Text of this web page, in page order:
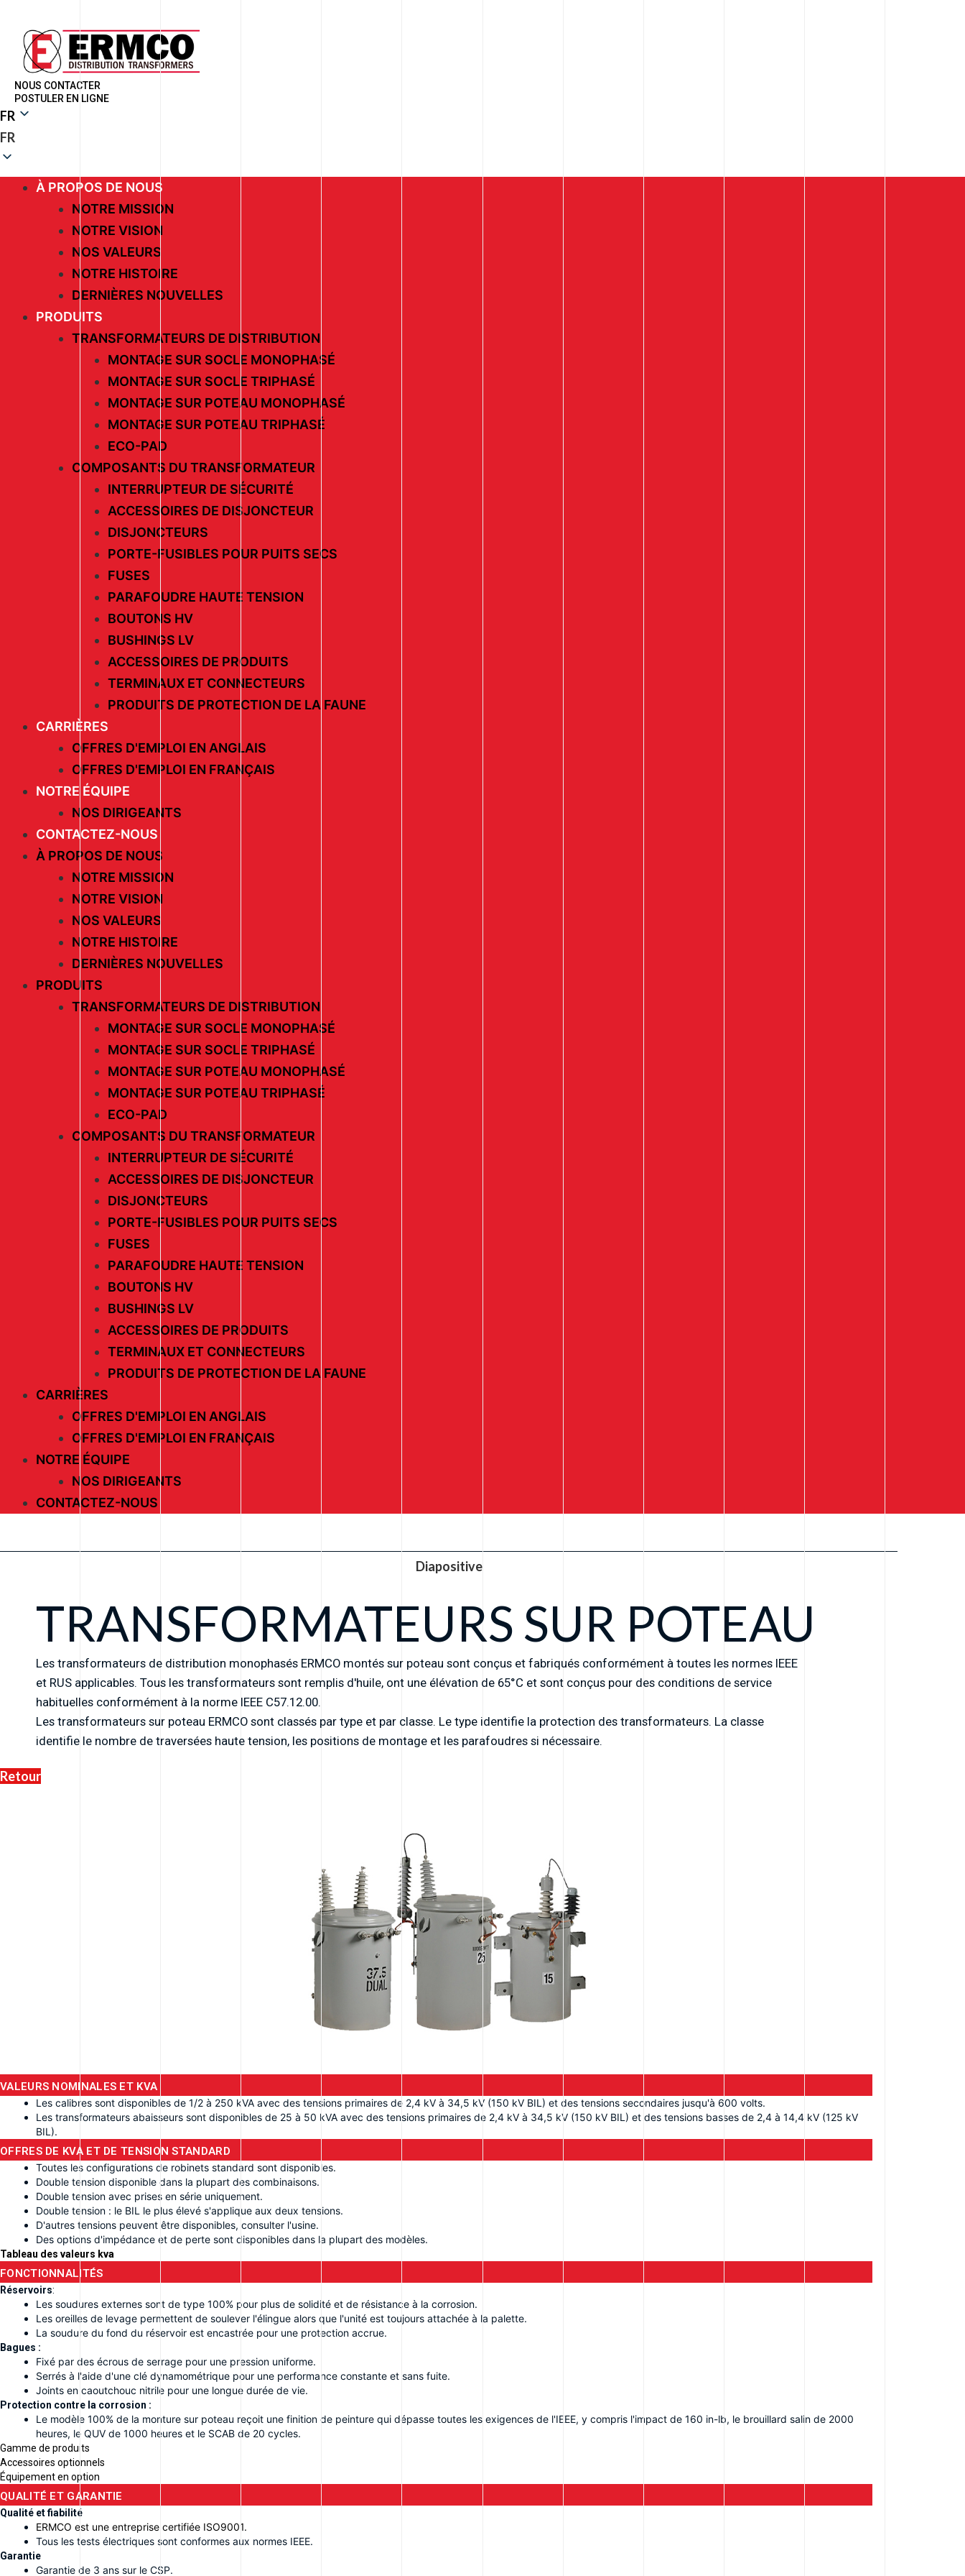
NOUS CONTACTER
POSTULER EN LIGNE
FR
FR
À PROPOS DE NOUS
NOTRE MISSION
NOTRE VISION
NOS VALEURS
NOTRE HISTOIRE
DERNIÈRES NOUVELLES
PRODUITS
TRANSFORMATEURS DE DISTRIBUTION
MONTAGE SUR SOCLE MONOPHASÉ
MONTAGE SUR SOCLE TRIPHASÉ
MONTAGE SUR POTEAU MONOPHASÉ
MONTAGE SUR POTEAU TRIPHASÉ
ECO-PAD
COMPOSANTS DU TRANSFORMATEUR
INTERRUPTEUR DE SÉCURITÉ
ACCESSOIRES DE DISJONCTEUR
DISJONCTEURS
PORTE-FUSIBLES POUR PUITS SECS
FUSES
PARAFOUDRE HAUTE TENSION
BOUTONS HV
BUSHINGS LV
ACCESSOIRES DE PRODUITS
TERMINAUX ET CONNECTEURS
PRODUITS DE PROTECTION DE LA FAUNE
CARRIÈRES
OFFRES D'EMPLOI EN ANGLAIS
OFFRES D'EMPLOI EN FRANÇAIS
NOTRE ÉQUIPE
NOS DIRIGEANTS
CONTACTEZ-NOUS
À PROPOS DE NOUS
NOTRE MISSION
NOTRE VISION
NOS VALEURS
NOTRE HISTOIRE
DERNIÈRES NOUVELLES
PRODUITS
TRANSFORMATEURS DE DISTRIBUTION
MONTAGE SUR SOCLE MONOPHASÉ
MONTAGE SUR SOCLE TRIPHASÉ
MONTAGE SUR POTEAU MONOPHASÉ
MONTAGE SUR POTEAU TRIPHASÉ
ECO-PAD
COMPOSANTS DU TRANSFORMATEUR
INTERRUPTEUR DE SÉCURITÉ
ACCESSOIRES DE DISJONCTEUR
DISJONCTEURS
PORTE-FUSIBLES POUR PUITS SECS
FUSES
PARAFOUDRE HAUTE TENSION
BOUTONS HV
BUSHINGS LV
ACCESSOIRES DE PRODUITS
TERMINAUX ET CONNECTEURS
PRODUITS DE PROTECTION DE LA FAUNE
CARRIÈRES
OFFRES D'EMPLOI EN ANGLAIS
OFFRES D'EMPLOI EN FRANÇAIS
NOTRE ÉQUIPE
NOS DIRIGEANTS
CONTACTEZ-NOUS
Diapositive
TRANSFORMATEURS SUR POTEAU
Les transformateurs de distribution monophasés ERMCO montés sur poteau sont conçus et fabriqués conformément à toutes les normes IEEE
et RUS applicables. Tous les transformateurs sont remplis d'huile, ont une élévation de 65°C et sont conçus pour des conditions de service
habituelles conformément à la norme IEEE C57.12.00.
Les transformateurs sur poteau ERMCO sont classés par type et par classe. Le type identifie la protection des transformateurs. La classe
identifie le nombre de traversées haute tension, les positions de montage et les parafoudres si nécessaire.
Retour
VALEURS NOMINALES ET KVA
Les calibres sont disponibles de 1/2 à 250 kVA avec des tensions primaires de 2,4 kV à 34,5 kV (150 kV BIL) et des tensions secondaires jusqu'à 600 volts.
Les transformateurs abaisseurs sont disponibles de 25 à 50 kVA avec des tensions primaires de 2,4 kV à 34,5 kV (150 kV BIL) et des tensions basses de 2,4 à 14,4 kV (125 kV
BIL).
OFFRES DE KVA ET DE TENSION STANDARD
Toutes les configurations de robinets standard sont disponibles.
Double tension disponible dans la plupart des combinaisons.
Double tension avec prises en série uniquement.
Double tension : le BIL le plus élevé s'applique aux deux tensions.
D'autres tensions peuvent être disponibles, consulter l'usine.
Des options d'impédance et de perte sont disponibles dans la plupart des modèles.
Tableau des valeurs kva
FONCTIONNALITÉS
Réservoirs:
Les soudures externes sont de type 100% pour plus de solidité et de résistance à la corrosion.
Les oreilles de levage permettent de soulever l'élingue alors que l'unité est toujours attachée à la palette.
La soudure du fond du réservoir est encastrée pour une protection accrue.
Bagues :
Fixé par des écrous de serrage pour une pression uniforme.
Serrés à l'aide d'une clé dynamométrique pour une performance constante et sans fuite.
Joints en caoutchouc nitrile pour une longue durée de vie.
Protection contre la corrosion :
Le modèle 100% de la monture sur poteau reçoit une finition de peinture qui dépasse toutes les exigences de l'IEEE, y compris l'impact de 160 in-lb, le brouillard salin de 2000
heures, le QUV de 1000 heures et le SCAB de 20 cycles.
Gamme de produits
Accessoires optionnels
Équipement en option
QUALITÉ ET GARANTIE
Qualité et fiabilité
ERMCO est une entreprise certifiée ISO9001.
Tous les tests électriques sont conformes aux normes IEEE.
Garantie
Garantie de 3 ans sur le CSP.